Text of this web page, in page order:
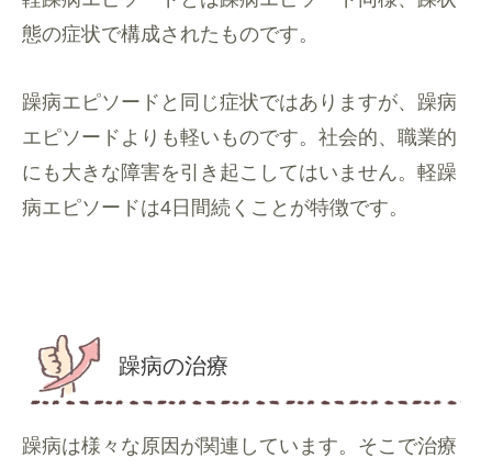
態の症状で構成されたものです。
躁病エピソードと同じ症状ではありますが、躁病
エピソードよりも軽いものです。社会的、職業的
にも大きな障害を引き起こしてはいません。軽躁
病エピソードは4日間続くことが特徴です。
躁病の治療
躁病は様々な原因が関連しています。そこで治療